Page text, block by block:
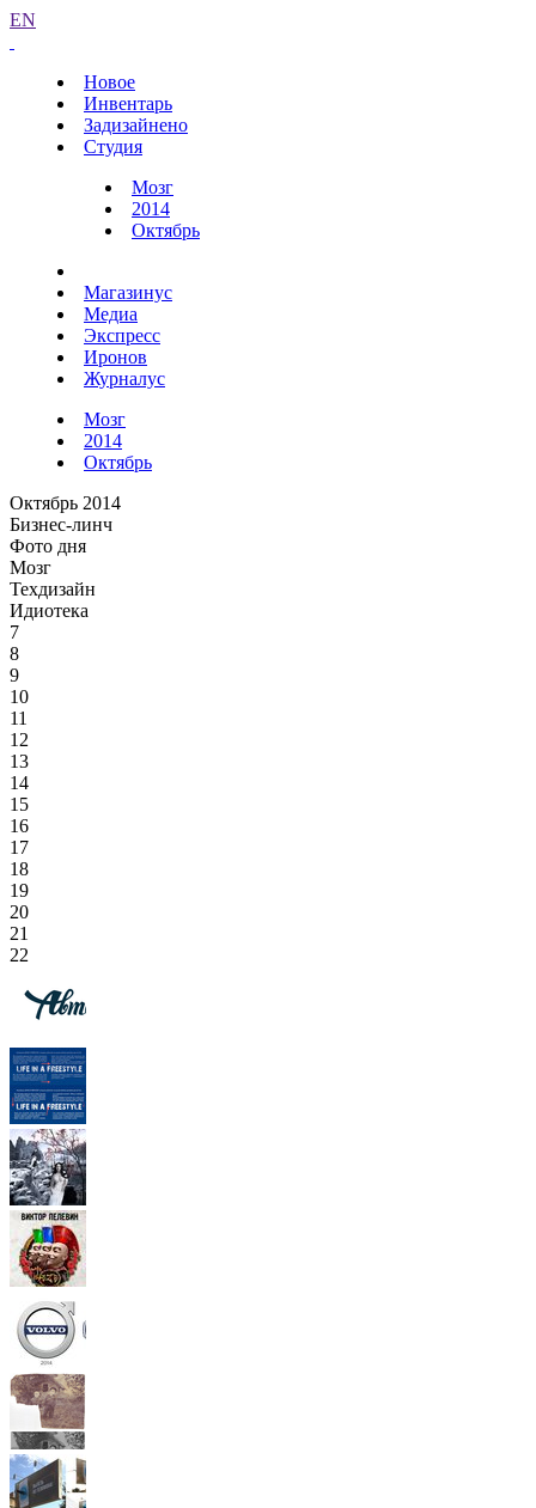
EN
Новое
Инвентарь
Задизайнено
Студия
Мозг
2014
Октябрь
Магазинус
Медиа
Экспресс
Иронов
Журналус
Мозг
2014
Октябрь
Октябрь 2014
Бизнес-линч
Фото дня
Мозг
Техдизайн
Идиотека
7
8
9
10
11
12
13
14
15
16
17
18
19
20
21
22